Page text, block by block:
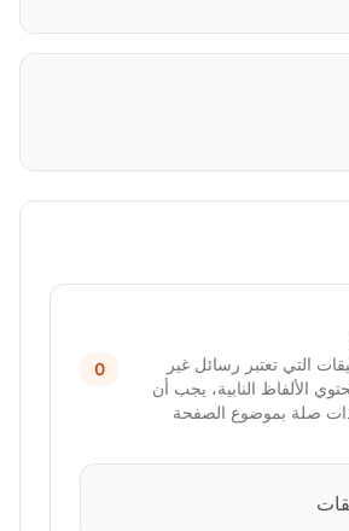
التي تعتبر رسائل غير
الألفاظ النابية، يجب أن
ذات صلة بموضوع الصفحة
0